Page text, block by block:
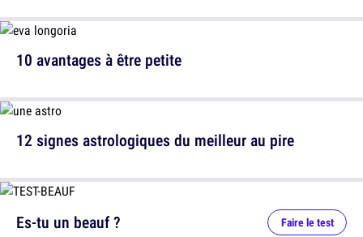
10 avantages à être petite
12 signes astrologiques du meilleur au pire
Es-tu un beauf ? Faire le test